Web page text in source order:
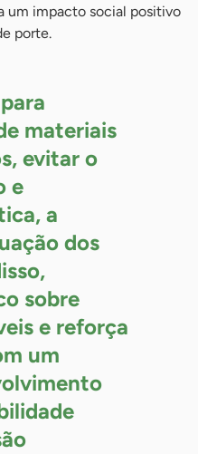
um impacto social positivo
porte.
materiais
evitar o
e
a
dos
sobre
e reforça
um